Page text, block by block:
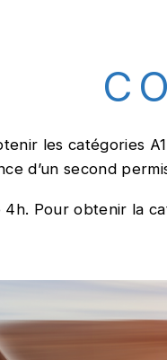
les catégories
d’un second
4h. Pour obtenir la